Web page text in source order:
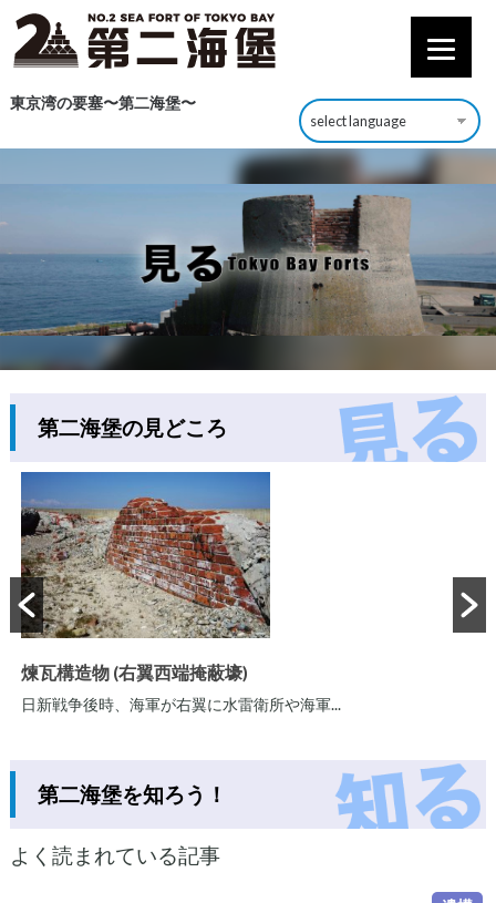
東京湾の要塞〜第二海堡〜
第二海堡の見どころ
煉瓦構造物 (右翼西端掩蔽壕)
日新戦争後時、海軍が右翼に水雷衛所や海軍...
第二海堡を知ろう！
よく読まれている記事